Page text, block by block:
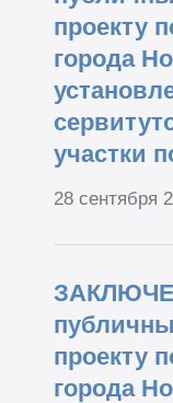
проекту
города
участки
28 сентября
проекту
города